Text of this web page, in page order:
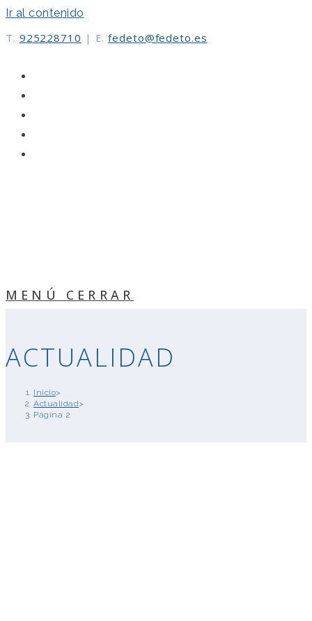
Ir al contenido
T. 925228710 | E. fedeto@fedeto.es
MENÚ CERRAR
ACTUALIDAD
Inicio>
Actualidad>
Página 2